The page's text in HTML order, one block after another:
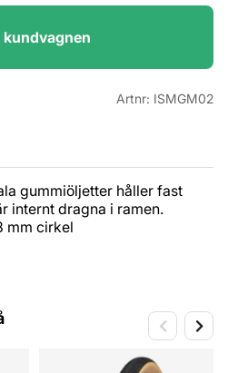
kundvagnen
Artnr: ISMGM02
gummiöljetter håller fast
internt dragna i ramen.
mm cirkel